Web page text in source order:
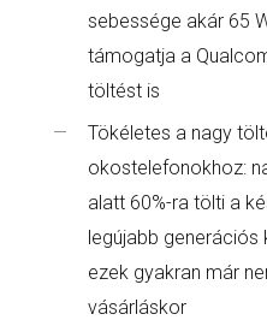
sebessége akár 65
támogatja a
töltést is
Tökéletes a nagy
okostelefonokhoz:
alatt 60%-ra tölti a
legújabb generációs
ezek gyakran már
vásárláskor